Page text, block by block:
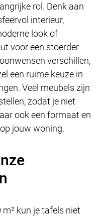
rol. Denk aan
interieur,
look of
voor een stoerder
verschillen,
een ruime keuze in
Veel meubels zijn
zodat je niet
ook een formaat en
jouw woning.
kun je tafels niet